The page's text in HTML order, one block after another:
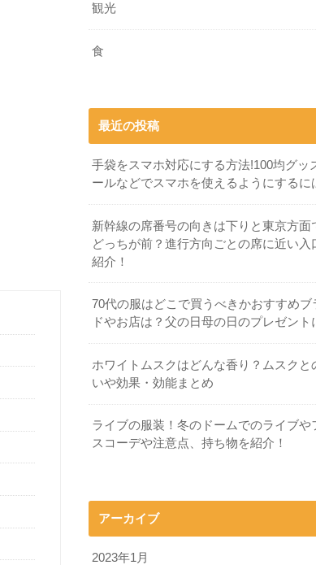
観光
食
最近の投稿
手袋をスマホ対応にする方法!100均グッ
ールなどでスマホを使えるようにするに
新幹線の席番号の向きは下りと東京方面
どっちが前？進行方向ごとの席に近い入
紹介！
70代の服はどこで買うべきかおすすめブ
ドやお店は？父の日母の日のプレゼント
ホワイトムスクはどんな香り？ムスクと
いや効果・効能まとめ
ライブの服装！冬のドームでのライブや
スコーデや注意点、持ち物を紹介！
アーカイブ
2023年1月